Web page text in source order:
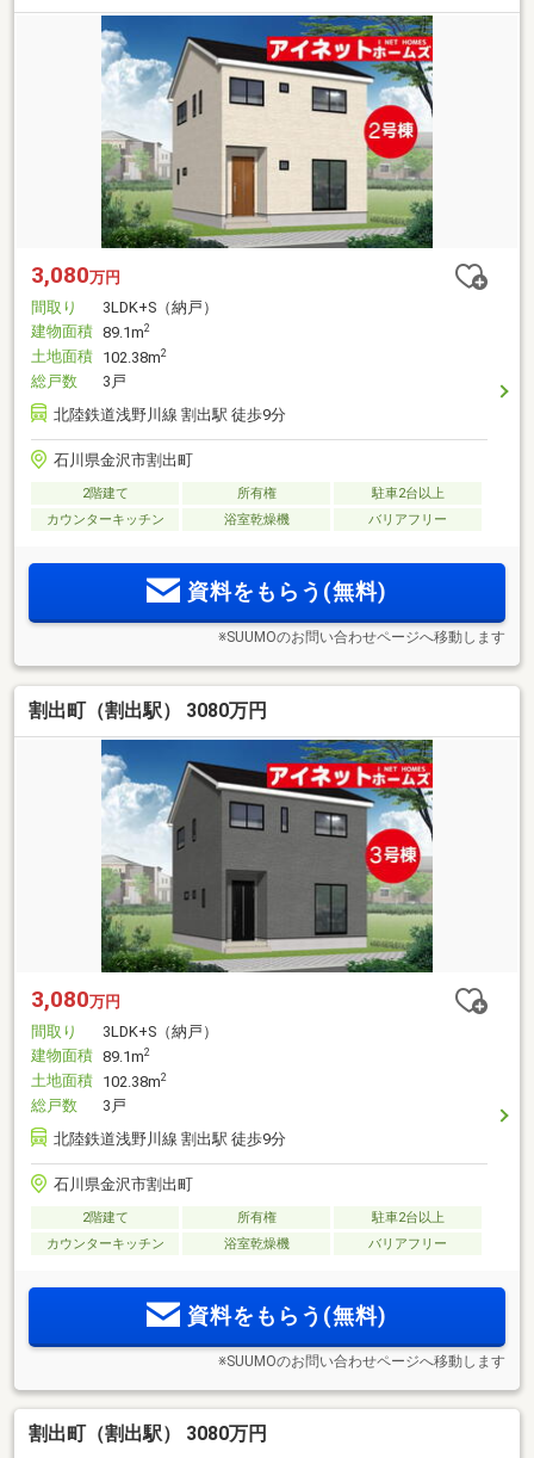
3,080万円
間取り
3LDK+S（納戸）
建物面積 89.1m2
土地面積 102.38m2
総戸数
3戸
北陸鉄道浅野川線 割出駅 徒歩9分
石川県金沢市割出町
2階建て 所有権
駐車2台以上
カウンターキッチン
浴室乾燥機 バリアフリー
資料をもらう(無料)
※SUUMOのお問い合わせページへ移動します
割出町（割出駅） 3080万円
3,080万円
間取り
3LDK+S（納戸）
建物面積 89.1m2
土地面積 102.38m2
総戸数
3戸
北陸鉄道浅野川線 割出駅 徒歩9分
石川県金沢市割出町
2階建て 所有権
駐車2台以上
カウンターキッチン
浴室乾燥機 バリアフリー
資料をもらう(無料)
※SUUMOのお問い合わせページへ移動します
割出町（割出駅） 3080万円